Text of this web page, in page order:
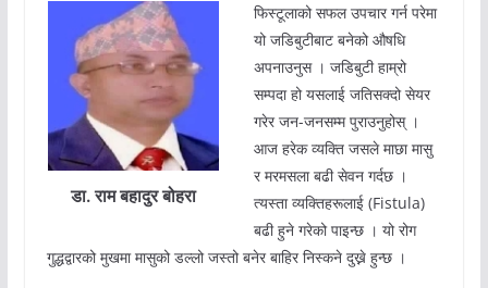
डा. राम बहादुर बोहरा
फिस्टूलाको सफल उपचार गर्न परेमा
यो जडिबुटीबाट बनेको औषधि
अपनाउनुस । जडिबुटी हाम्रो
सम्पदा हो यसलाई जतिसक्दो सेयर
गरेर जन-जनसम्म पुराउनुहोस् ।
आज हरेक व्यक्ति जसले माछा मासु
र मरमसला बढी सेवन गर्दछ ।
त्यस्ता व्यक्तिहरूलाई (Fistula)
बढी हुने गरेको पाइन्छ । यो रोग
गुद्धद्वारको मुखमा मासुको डल्लो जस्तो बनेर बाहिर निस्कने दुख्ने हुन्छ ।